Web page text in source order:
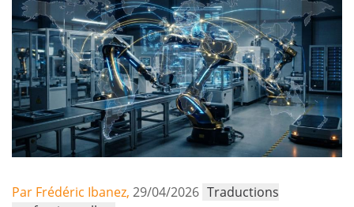
Par Frédéric Ibanez, 29/04/2026 Traductions